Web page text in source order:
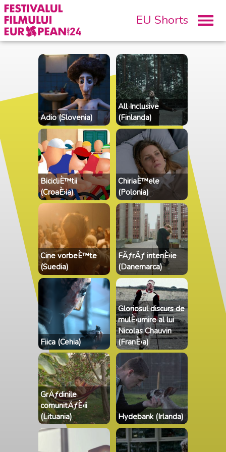
Adio (Slovenia)
All Inclusive
(Finlanda)
BicicliÈ™tii
(CroaÈ›ia)
ChiriaÈ™ele
(Polonia)
Cine vorbeÈ™te
(Suedia)
FÄƒrÄƒ intenÈ›ie
(Danemarca)
Fiica (Cehia)
Gloriosul discurs de
mulÈ›umire al lui
Nicolas Chauvin
(FranÈ›a)
GrÄƒdinile
comunitÄƒÈ›ii
(Lituania)
Hydebank (Irlanda)
EU Shorts